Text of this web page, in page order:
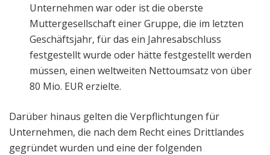
Unternehmen war oder ist die oberste
Muttergesellschaft einer Gruppe, die im letzten
Geschäftsjahr, für das ein Jahresabschluss
festgestellt wurde oder hätte festgestellt werden
müssen, einen weltweiten Nettoumsatz von über
80 Mio. EUR erzielte.
Darüber hinaus gelten die Verpflichtungen für
Unternehmen, die nach dem Recht eines Drittlandes
gegründet wurden und eine der folgenden